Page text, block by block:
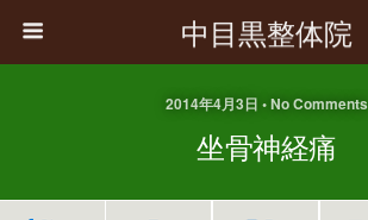
中目黒整体院
2014年4月3日 • No Comments
坐骨神経痛